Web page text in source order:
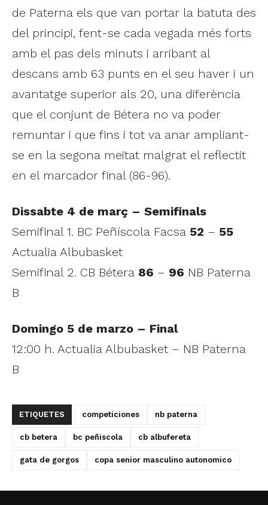
de Paterna els que van portar la batuta des
del principi, fent-se cada vegada més forts
amb el pas dels minuts i arribant al
descans amb 63 punts en el seu haver i un
avantatge superior als 20, una diferència
que el conjunt de Bétera no va poder
remuntar i que fins i tot va anar ampliant-
se en la segona meitat malgrat el reflectit
en el marcador final (86-96).
Dissabte 4 de març – Semifinals
Semifinal 1. BC Peñíscola Facsa 52 – 55
Actualia Albubasket
Semifinal 2. CB Bétera 86 – 96 NB Paterna
B
Domingo 5 de marzo – Final
12:00 h. Actualia Albubasket – NB Paterna
B
ETIQUETES competiciones nb paterna
cb betera bc peñiscola cb albufereta
gata de gorgos copa senior masculino autonomico